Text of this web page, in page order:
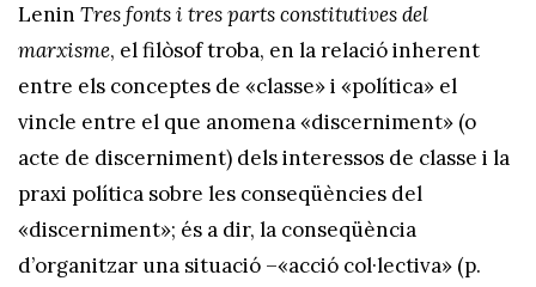
Lenin Tres fonts i tres parts constitutives del
marxisme, el filòsof troba, en la relació inherent
entre els conceptes de «classe» i «política» el
vincle entre el que anomena «discerniment» (o
acte de discerniment) dels interessos de classe i la
praxi política sobre les conseqüències del
«discerniment»; és a dir, la conseqüència
d’organitzar una situació –«acció col·lectiva» (p.